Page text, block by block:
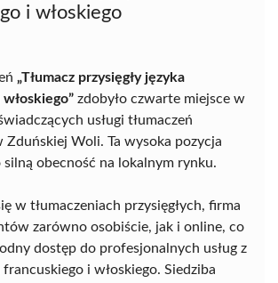
i włoskiego
„Tłumacz przysięgły języka
zdobyło czwarte miejsce w
usługi tłumaczeń
Zduńskiej Woli. Ta wysoka pozycja
silną obecność na lokalnym rynku.
w tłumaczeniach przysięgłych, firma
zarówno osobiście, jak i online, co
dostęp do profesjonalnych usług z
francuskiego i włoskiego. Siedziba